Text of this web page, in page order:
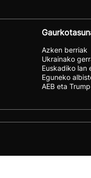
Azken berriak
Ukrainako
Euskadiko lan
Eguneko
AEB eta Trump